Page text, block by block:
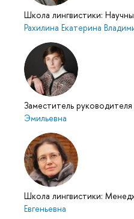
Школа лингвистики:
Рахилина Екатерина
Заместитель руководителя
Эмильевна
Школа лингвистики:
Евгеньевна